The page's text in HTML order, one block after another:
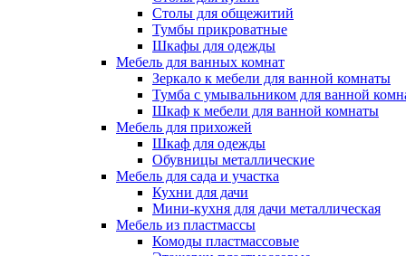
Столы для общежитий
Тумбы прикроватные
Шкафы для одежды
Мебель для ванных комнат
Зеркало к мебели для ванной комнаты
Тумба с умывальником для ванной
Шкаф к мебели для ванной комнаты
Мебель для прихожей
Шкаф для одежды
Обувницы металлические
Мебель для сада и участка
Кухни для дачи
Мини-кухня для дачи металлическая
Мебель из пластмассы
Комоды пластмассовые